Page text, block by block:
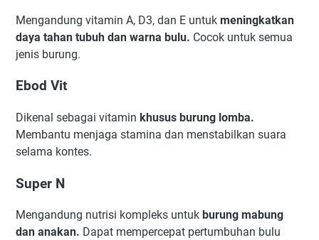
Mengandung vitamin A, D3, dan E untuk meningkatkan
daya tahan tubuh dan warna bulu. Cocok untuk semua
jenis burung.
Ebod Vit
Dikenal sebagai vitamin khusus burung lomba.
Membantu menjaga stamina dan menstabilkan suara
selama kontes.
Super N
Mengandung nutrisi kompleks untuk burung mabung
dan anakan. Dapat mempercepat pertumbuhan bulu